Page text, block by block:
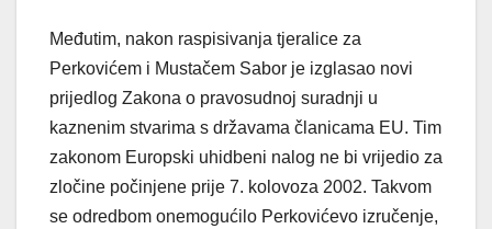
Međutim, nakon raspisivanja tjeralice za
Perkovićem i Mustačem Sabor je izglasao novi
prijedlog Zakona o pravosudnoj suradnji u
kaznenim stvarima s državama članicama EU. Tim
zakonom Europski uhidbeni nalog ne bi vrijedio za
zločine počinjene prije 7. kolovoza 2002. Takvom
se odredbom onemogućilo Perkovićevo izručenje,